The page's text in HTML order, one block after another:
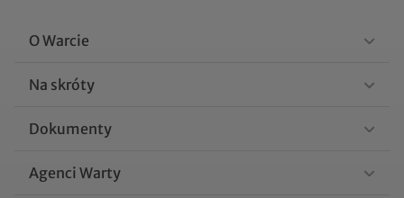
O Warcie
Na skróty
Dokumenty
Agenci Warty